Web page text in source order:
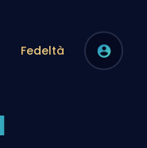
Fedeltà